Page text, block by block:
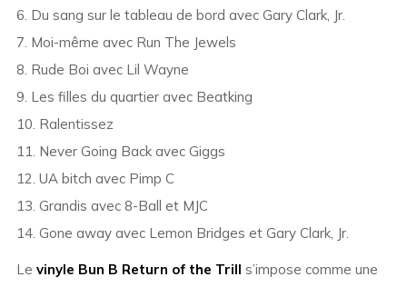
6. Du sang sur le tableau de bord avec Gary Clark, Jr.
7. Moi-même avec Run The Jewels
8. Rude Boi avec Lil Wayne
9. Les filles du quartier avec Beatking
10. Ralentissez
11. Never Going Back avec Giggs
12. UA bitch avec Pimp C
13. Grandis avec 8-Ball et MJC
14. Gone away avec Lemon Bridges et Gary Clark, Jr.
Le vinyle Bun B Return of the Trill s’impose comme une